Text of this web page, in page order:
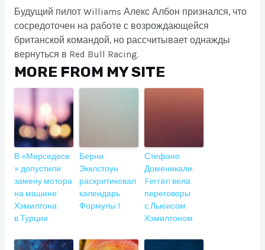
Будущий пилот Williams Алекс Албон признался, что
сосредоточен на работе с возрождающейся
британской командой, но рассчитывает однажды
вернуться в Red Bull Racing.
MORE FROM MY SITE
В «Мерседесе
» допустили
замену мотора
на машине
Хэмилтона
в Турции
Берни
Экклстоун
раскритиковал
календарь
Формулы 1
Стефано
Доменикали:
Ferrari вела
переговоры
с Льюисом
Хэмилтоном